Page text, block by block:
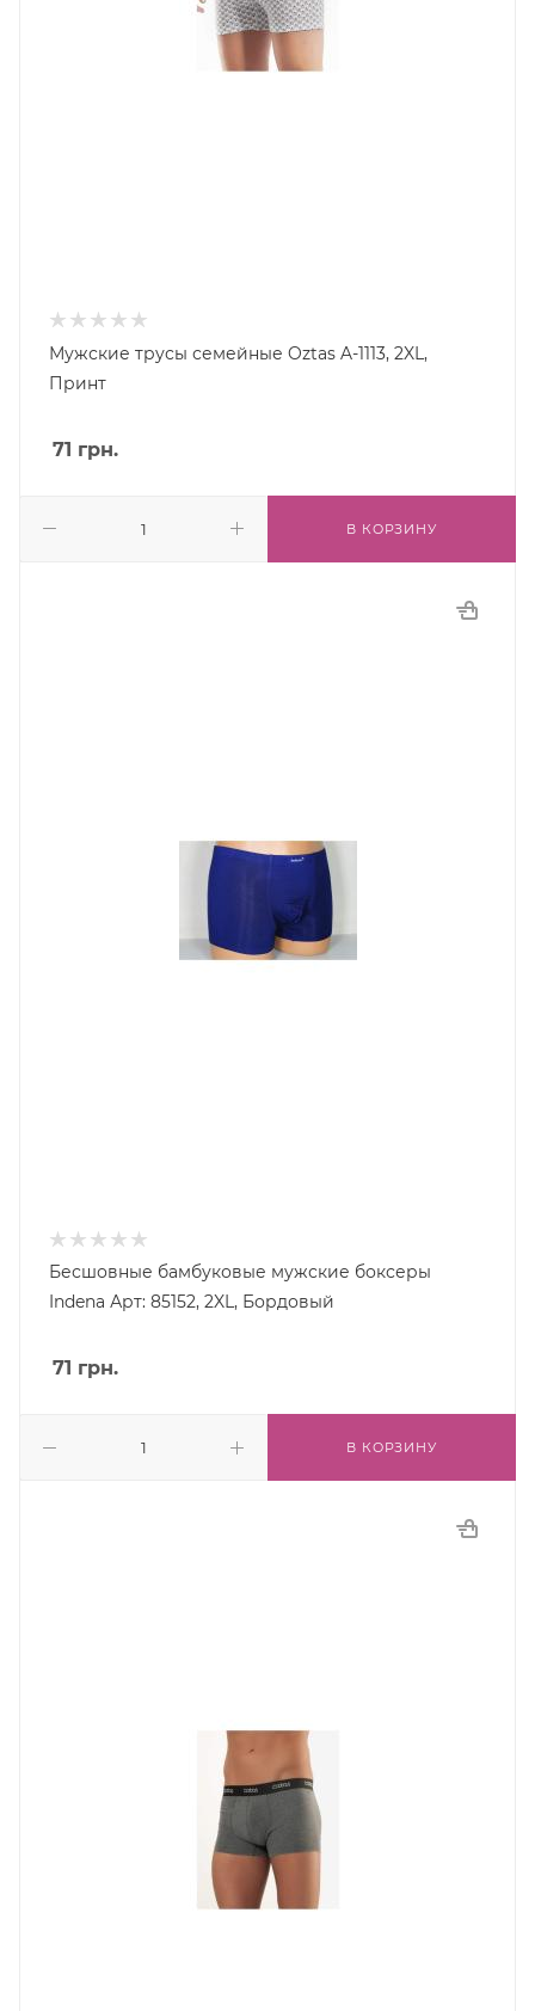
Мужские трусы семейные Oztas A-1113, 2XL,
Принт
71 грн.
В КОРЗИНУ
Бесшовные бамбуковые мужские боксеры
Indena Арт: 85152, 2XL, Бордовый
71 грн.
В КОРЗИНУ